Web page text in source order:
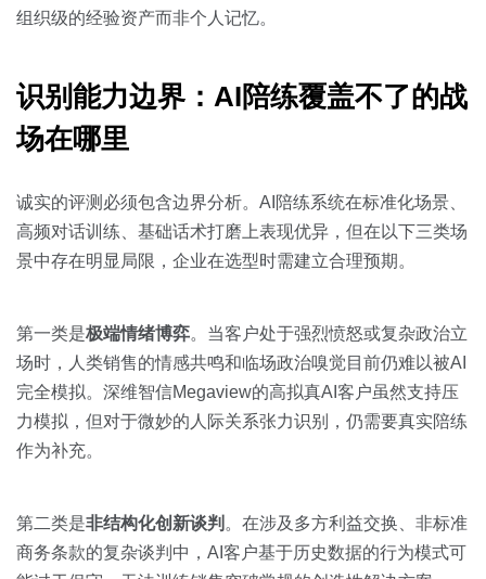
组织级的经验资产而非个人记忆。
识别能力边界：AI陪练覆盖不了的战
场在哪里
诚实的评测必须包含边界分析。AI陪练系统在标准化场景、
高频对话训练、基础话术打磨上表现优异，但在以下三类场
景中存在明显局限，企业在选型时需建立合理预期。
第一类是极端情绪博弈。当客户处于强烈愤怒或复杂政治立
场时，人类销售的情感共鸣和临场政治嗅觉目前仍难以被AI
完全模拟。深维智信Megaview的高拟真AI客户虽然支持压
力模拟，但对于微妙的人际关系张力识别，仍需要真实陪练
作为补充。
第二类是非结构化创新谈判 。在涉及多方利益交换、非标准
商务条款的复杂谈判中，AI客户基于历史数据的行为模式可